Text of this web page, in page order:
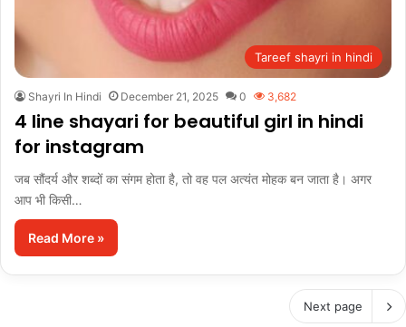
Tareef shayri in hindi
Shayri In Hindi December 21, 2025 0 3,682
4 line shayari for beautiful girl in hindi
for instagram
जब सौंदर्य और शब्दों का संगम होता है, तो वह पल अत्यंत मोहक बन जाता है। अगर
आप भी किसी…
Read More »
Next page